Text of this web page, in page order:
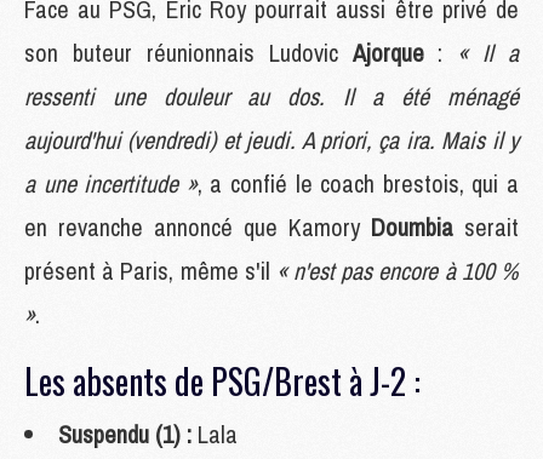
Face au PSG, Eric Roy pourrait aussi être privé de
son buteur réunionnais Ludovic Ajorque : « Il a
ressenti une douleur au dos. Il a été ménagé
aujourd'hui (vendredi) et jeudi. A priori, ça ira. Mais il y
a une incertitude », a confié le coach brestois, qui a
en revanche annoncé que Kamory Doumbia serait
présent à Paris, même s'il « n'est pas encore à 100 %
».
Les absents de PSG/Brest à J-2 :
Suspendu (1) : Lala